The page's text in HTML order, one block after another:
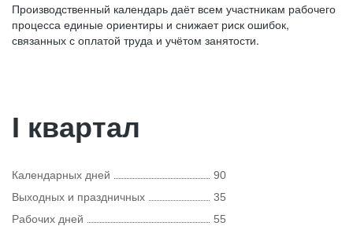
Производственный календарь даёт всем участникам рабочего
процесса единые ориентиры и снижает риск ошибок,
связанных с оплатой труда и учётом занятости.
I квартал
Календарных дней
90
Выходных и праздничных
35
Рабочих дней
55